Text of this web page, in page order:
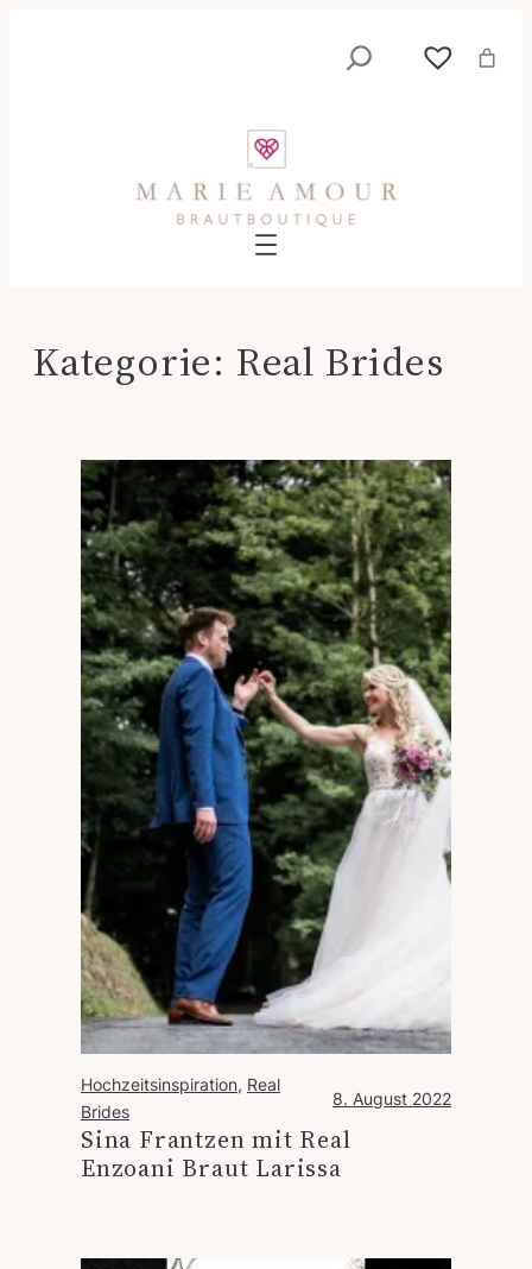
Kategorie: Real Brides
Hochzeitsinspiration, Real
Brides
8. August 2022
Sina Frantzen mit Real
Enzoani Braut Larissa